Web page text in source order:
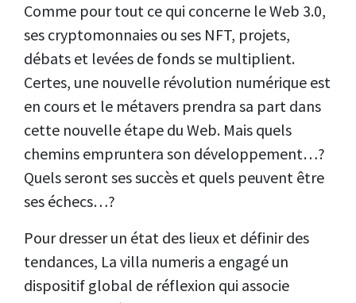
Comme pour tout ce qui concerne le Web 3.0,
ses cryptomonnaies ou ses NFT, projets,
débats et levées de fonds se multiplient.
Certes, une nouvelle révolution numérique est
en cours et le métavers prendra sa part dans
cette nouvelle étape du Web. Mais quels
chemins empruntera son développement…?
Quels seront ses succès et quels peuvent être
ses échecs…?
Pour dresser un état des lieux et définir des
tendances, La villa numeris a engagé un
dispositif global de réflexion qui associe